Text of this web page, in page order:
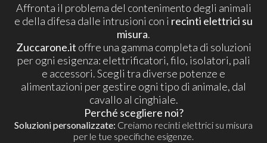
Affronta il problema del contenimento degli animali
e della difesa dalle intrusioni con i recinti elettrici su
misura.
Zuccarone.it offre una gamma completa di soluzioni
per ogni esigenza: elettrificatori, filo, isolatori, pali
e accessori. Scegli tra diverse potenze e
alimentazioni per gestire ogni tipo di animale, dal
cavallo al cinghiale.
Perché scegliere noi?
Soluzioni personalizzate: Creiamo recinti elettrici su misura
per le tue specifiche esigenze.